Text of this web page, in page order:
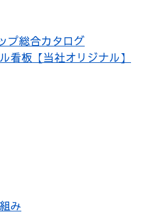
プ総合カタログ
看板【当社オリジナル】
み